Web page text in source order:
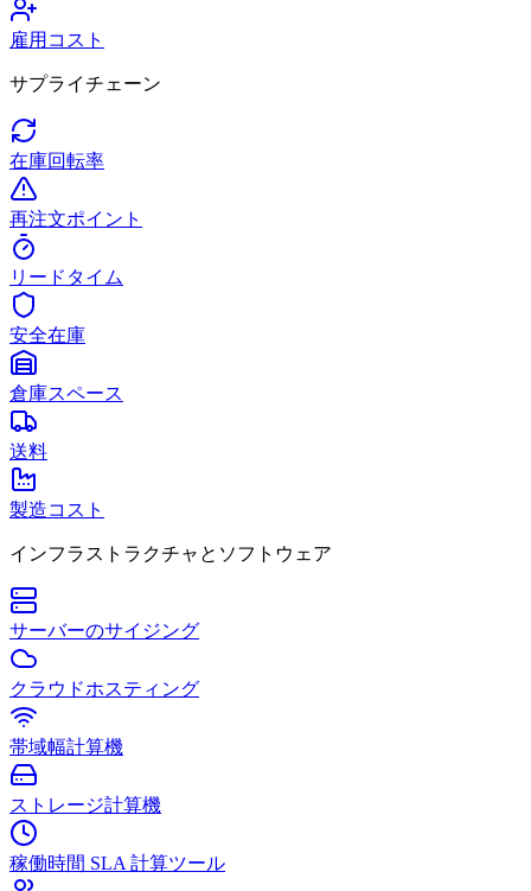
雇用コスト
サプライチェーン
在庫回転率
再注文ポイント
リードタイム
安全在庫
倉庫スペース
送料
製造コスト
インフラストラクチャとソフトウェア
サーバーのサイジング
クラウドホスティング
帯域幅計算機
ストレージ計算機
稼働時間 SLA 計算ツール